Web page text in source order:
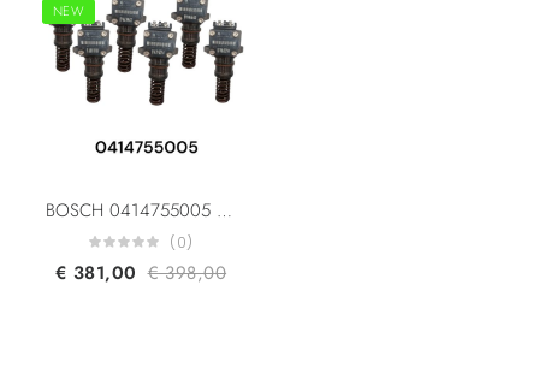
NEW
BOSCH 0414755005 0414755004 DAF 1379110 1392052 1340924 10445941 Fuel Unit Pump for DAF 95 XF/ 85 CF/ CF 75
(0)
€ 381,00 €398,00